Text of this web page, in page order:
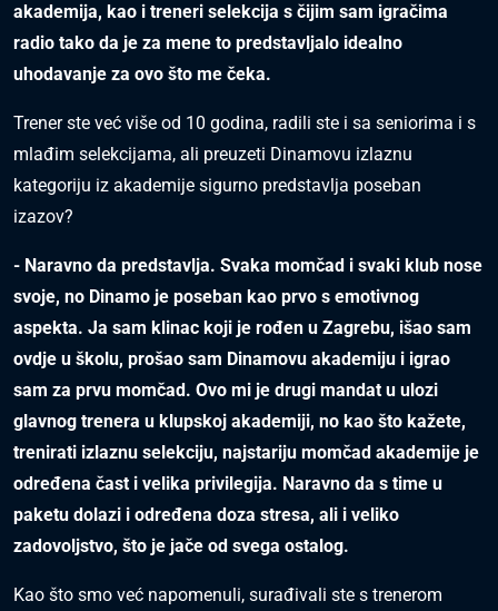
akademija, kao i treneri selekcija s čijim sam igračima
radio tako da je za mene to predstavljalo idealno
uhodavanje za ovo što me čeka.
Trener ste već više od 10 godina, radili ste i sa seniorima i s
mlađim selekcijama, ali preuzeti Dinamovu izlaznu
kategoriju iz akademije sigurno predstavlja poseban
izazov?
- Naravno da predstavlja. Svaka momčad i svaki klub nose
svoje, no Dinamo je poseban kao prvo s emotivnog
aspekta. Ja sam klinac koji je rođen u Zagrebu, išao sam
ovdje u školu, prošao sam Dinamovu akademiju i igrao
sam za prvu momčad. Ovo mi je drugi mandat u ulozi
glavnog trenera u klupskoj akademiji, no kao što kažete,
trenirati izlaznu selekciju, najstariju momčad akademije je
određena čast i velika privilegija. Naravno da s time u
paketu dolazi i određena doza stresa, ali i veliko
zadovoljstvo, što je jače od svega ostalog.
Kao što smo već napomenuli, surađivali ste s trenerom